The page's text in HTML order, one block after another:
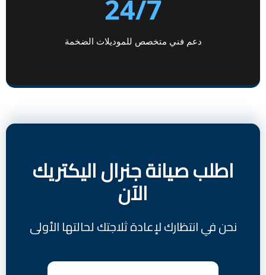
24/7
دعم فني متخصص للموديلات الضخمة
اطلب صيانة جنرال اليكتريك
الآن
نحن في انتظارك لإعادة ثلاجتك لحالتها الأولى